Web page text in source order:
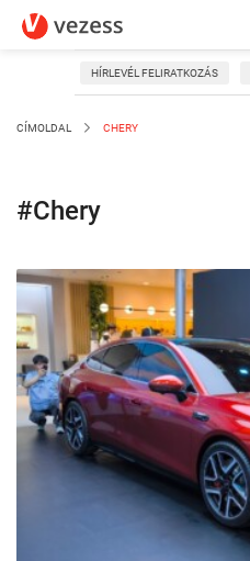
HÍRLEVÉL FELIRATKOZÁS
CÍMOLDAL CHERY
#Chery